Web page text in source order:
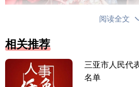
本次游园会紧扣马年生肖
化与滨海度假元素，推出“逛市
阅读全文
相关推荐
三亚市人民代
名单